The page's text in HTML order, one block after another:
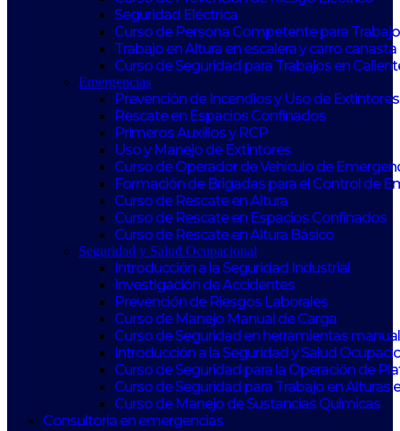
Seguridad Eléctrica
Curso de Persona Competente para
Trabajo en Altura en escalera y carro canasta
Curso de Seguridad para Trabajos en
Emergencias
Prevención de Incendios y Uso de Extintores
Rescate en Espacios Confinados
Primeros Auxilios y RCP
Uso y Manejo de Extintores
Curso de Operador de Vehículo de
Formación de Brigadas para el Control de
Curso de Rescate en Altura
Curso de Rescate en Espacios Confinados
Curso de Rescate en Altura Básico
Seguridad y Salud Ocupacional
Introducción a la Seguridad Industrial
Investigación de Accidentes
Prevención de Riesgos Laborales
Curso de Manejo Manual de Carga
Curso de Seguridad en herramientas
Introducción a la Seguridad y Salud
Curso de Seguridad para la Operación de
Curso de Seguridad para Trabajo en Alturas
Curso de Manejo de Sustancias Químicas
Consultoría en emergencias